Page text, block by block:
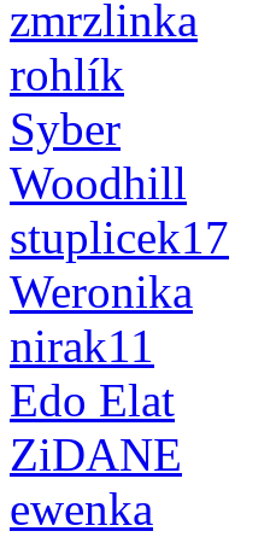
zmrzlinka
rohlík
Syber
Woodhill
stuplicek17
Weronika
nirak11
Edo Elat
ZiDANE
ewenka